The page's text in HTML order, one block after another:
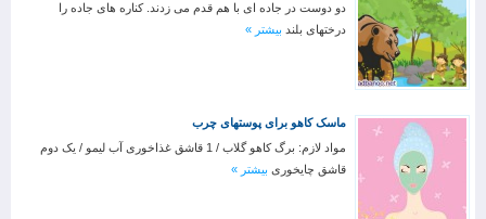
دو دوست در جاده ای با هم قدم می زدند. کناره های جاده را
درختهای بلند بیشتر »
ماسک کاهو برای پوستهای چرب
مواد لازم: برگ کاهو گلاب / 1 قاشق غذاخوری آب لیمو / یک دوم
قاشق چایخوری بیشتر »